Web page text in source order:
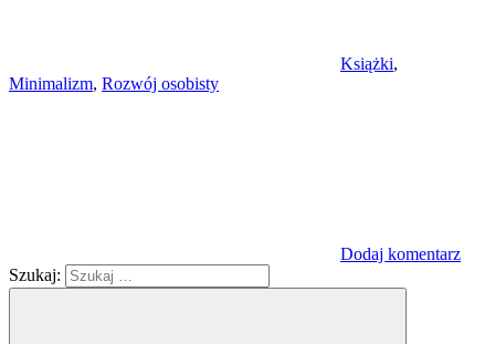
Książki,
Minimalizm, Rozwój osobisty
Dodaj komentarz
Szukaj: